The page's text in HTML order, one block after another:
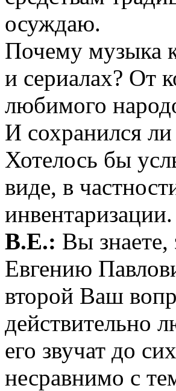
осуждаю.
Почему музыка
и сериалах? От
любимого
И сохранился
Хотелось бы
виде, в
инвентаризации.
В.Е.: Вы знаете,
Евгению
второй Ваш
действительно
его звучат до
несравнимо с